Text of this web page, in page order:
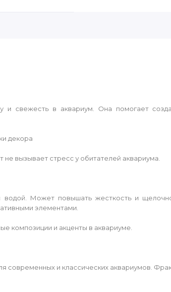
свежесть в аквариум. Она помогает
декора
вызывает стресс у обитателей аквариума.
водой. Может повышать жесткость и
элементами.
композиции и акценты в аквариуме.
современных и классических аквариумов.